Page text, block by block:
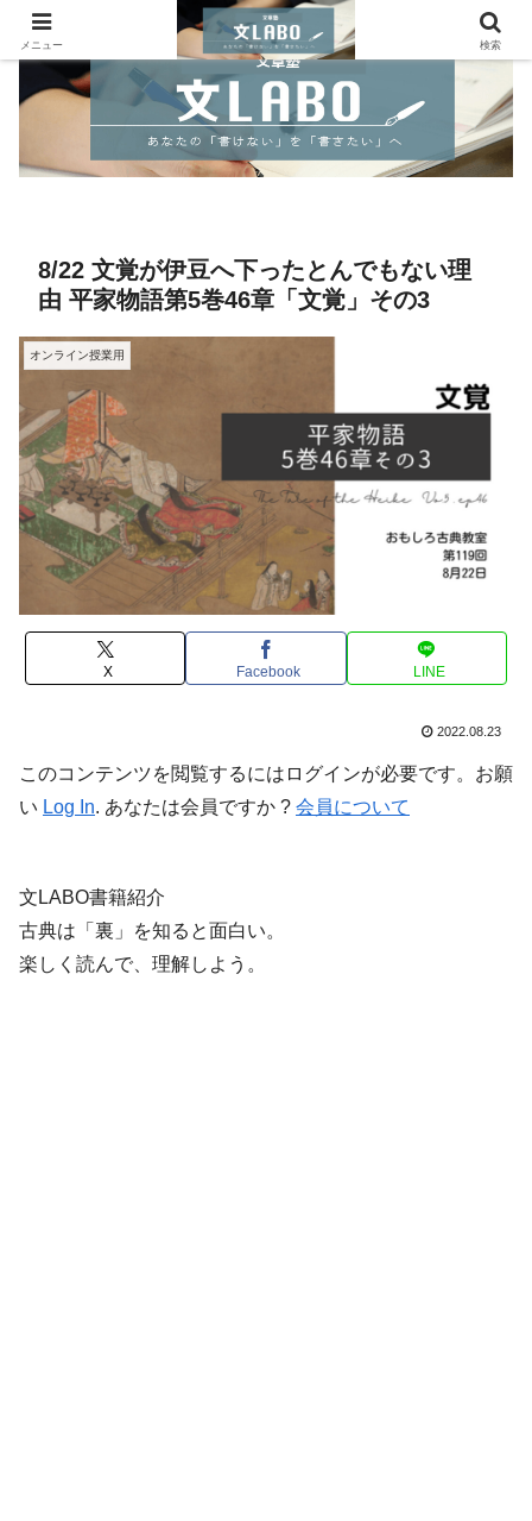
8/22 文覚が伊豆へ下ったとんでもない理
由 平家物語第5巻46章「文覚」その3
オンライン授業用
X Facebook LINE
2022.08.23
このコンテンツを閲覧するにはログインが必要です。お願
い Log In. あなたは会員ですか ? 会員について
文LABO書籍紹介
古典は「裏」を知ると面白い。
楽しく読んで、理解しよう。
メニュー 検索